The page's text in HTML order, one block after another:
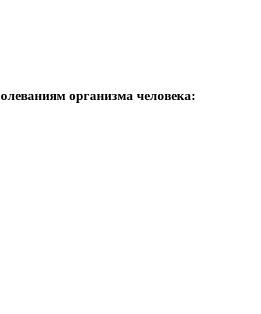
организма человека: